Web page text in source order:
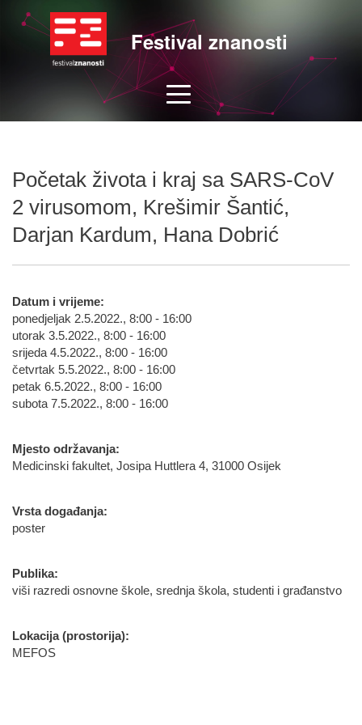
Festival znanosti
Početak života i kraj sa SARS-CoV
2 virusomom, Krešimir Šantić,
Darjan Kardum, Hana Dobrić
Datum i vrijeme:
ponedjeljak 2.5.2022., 8:00 - 16:00
utorak 3.5.2022., 8:00 - 16:00
srijeda 4.5.2022., 8:00 - 16:00
četvrtak 5.5.2022., 8:00 - 16:00
petak 6.5.2022., 8:00 - 16:00
subota 7.5.2022., 8:00 - 16:00
Mjesto održavanja:
Medicinski fakultet, Josipa Huttlera 4, 31000 Osijek
Vrsta događanja:
poster
Publika:
viši razredi osnovne škole, srednja škola, studenti i građanstvo
Lokacija (prostorija):
MEFOS